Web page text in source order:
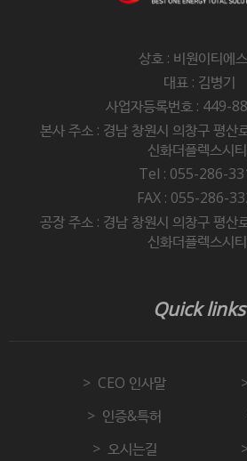
상호 : 비원이티에
대표 : 김병기
사업자등록번호 : 449-
본사 주소 : 경남 창원시 의창구 평
신화더플렉스시
Tel : 055-286-
FAX : 055-286-
공장 주소 : 경남 창원시 의창구 평
신화더플렉스시
Quick links
CEO 인사말
인증&특허
오시는길